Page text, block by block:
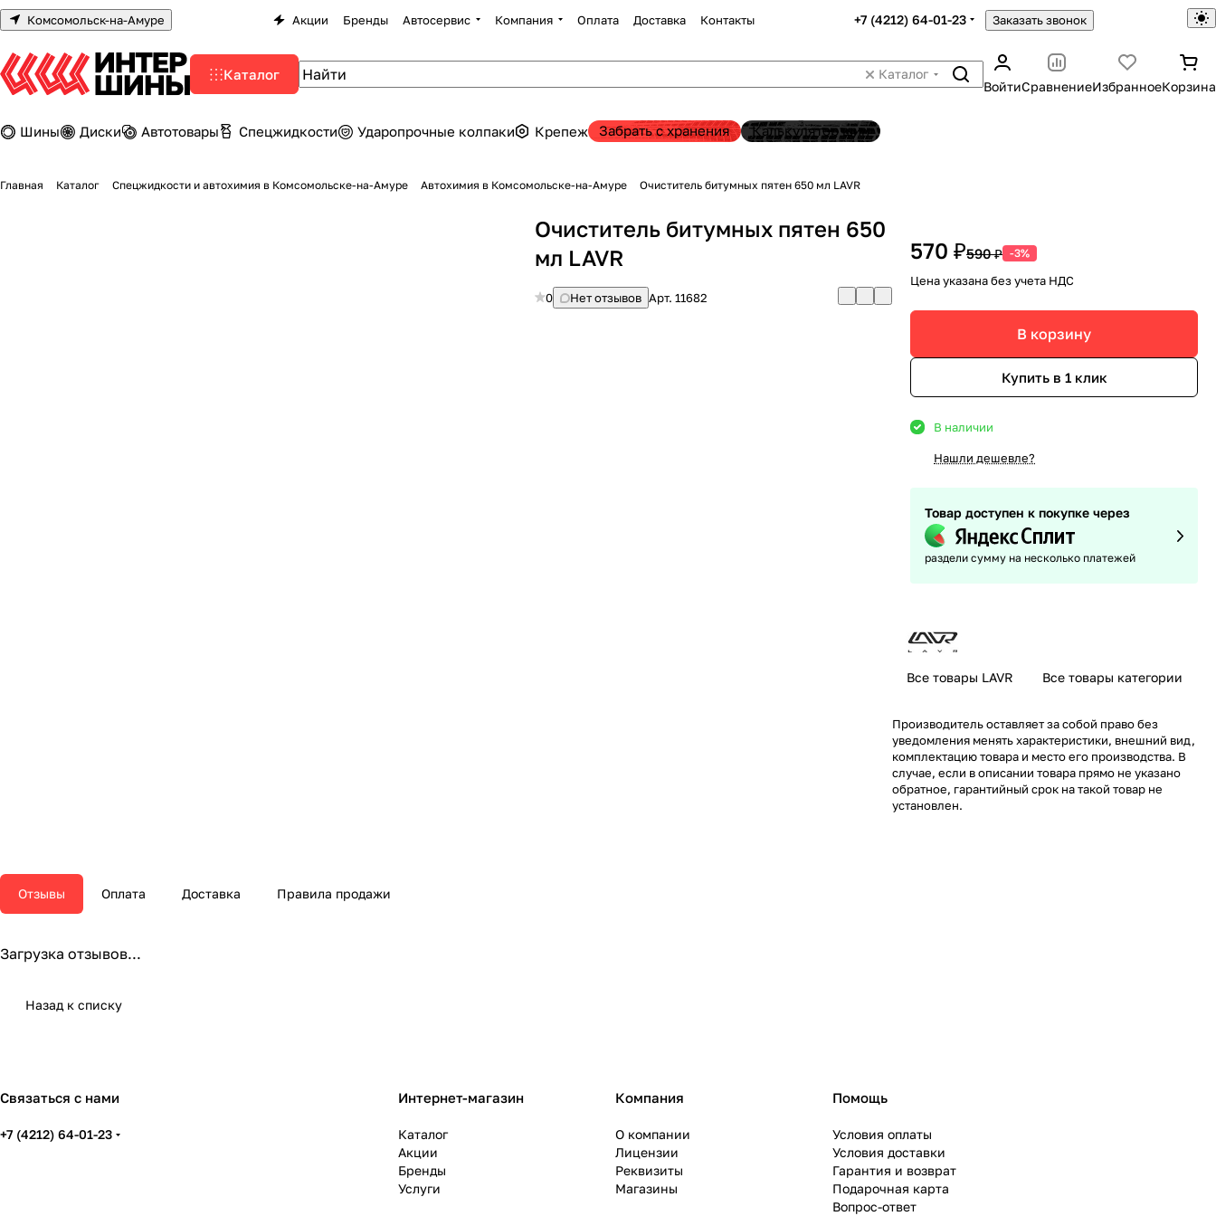
Комсомольск-на-Амуре Акции Бренды Автосервис Компания Оплата Доставка Контакты +7 (4212) 64-01-23 Заказать звонок
Каталог
Каталог
ВойтиСравнениеИзбранноеКорзина
Шины Диски Автотовары Спецжидкости Ударопрочные колпаки Крепеж Забрать с хранения Калькулятор шин
Главная Каталог Спецжидкости и автохимия в Комсомольске-на-Амуре Автохимия в Комсомольске-на-Амуре Очиститель битумных пятен 650 мл LAVR
Очиститель битумных пятен 650
мл LAVR
0 Нет отзывов Арт.11682
570 ₽590 ₽ -3%
Цена указана без учета НДС
В корзину
Купить в 1 клик
В наличии
Нашли дешевле?
Товар доступен к покупке через
раздели сумму на несколько платежей
Все товары LAVR Все товары категории
Производитель оставляет за собой право без
уведомления менять характеристики, внешний вид,
комплектацию товара и место его производства. В
случае, если в описании товара прямо не указано
обратное, гарантийный срок на такой товар не
установлен.
Отзывы Оплата Доставка Правила продажи
Загрузка отзывов...
Назад к списку
Связаться с нами
+7 (4212) 64-01-23
Интернет-магазин
Каталог
Акции
Бренды
Услуги
Компания
О компании
Лицензии
Реквизиты
Магазины
Помощь
Условия оплаты
Условия доставки
Гарантия и возврат
Подарочная карта
Вопрос-ответ